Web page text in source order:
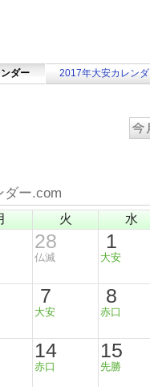
ダー 2017年大安カレン
ダー.com
火 水
28
仏滅
1
大安
7
大安
8
赤口
14
赤口
15
先勝